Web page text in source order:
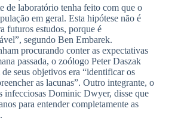
de laboratório tenha feito com que o
em geral. Esta hipótese não é
futuros estudos, porque é
segundo Ben Embarek.
procurando conter as expectativas
passada, o zoólogo Peter Daszak
seus objetivos era “identificar os
as lacunas”. Outro integrante, o
infecciosas Dominic Dwyer, disse que
para entender completamente as